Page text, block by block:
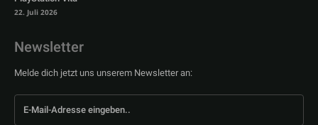
22. Juli 2026
Newsletter
Melde dich jetzt uns unserem Newsletter an: